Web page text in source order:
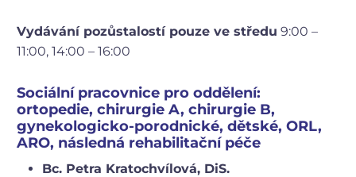
Vydávání pozůstalostí pouze ve středu 9:00 –
11:00, 14:00 – 16:00
Sociální pracovnice pro oddělení:
ortopedie, chirurgie A, chirurgie B,
gynekologicko-porodnické, dětské, ORL,
ARO, následná rehabilitační péče
Bc. Petra Kratochvílová, DiS.